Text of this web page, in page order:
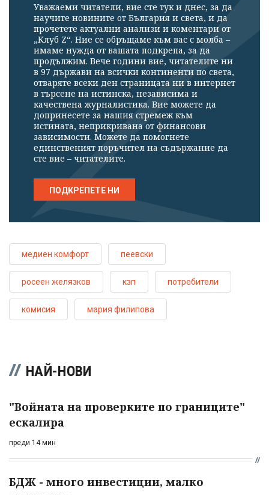
Уважаеми читатели, вие сте тук и днес, за да
научите новините от България и света, и да
прочетете актуални анализи и коментари от
„Клуб Z“. Ние се обръщаме към вас с молба –
имаме нужда от вашата подкрепа, за да
продължим. Вече години вие, читателите ни
в 97 държави на всички континенти по света,
отваряте всеки ден страницата ни в интернет
в търсене на истинска, независима и
качествена журналистика. Вие можете да
допринесете за нашия стремеж към
истината, неприкривана от финансови
зависимости. Можете да помогнете
единственият поръчител на съдържание да
сте вие – читателите.
ПОДКРЕПЕТЕ НИ
медиен комфорт пеевски
росеен желязков кзп потребители
комисия мария филипова
НАЙ-НОВИ
"Войната на проверките по границите"
ескалира
преди 14 мин
БДЖ - много инвестиции, малко